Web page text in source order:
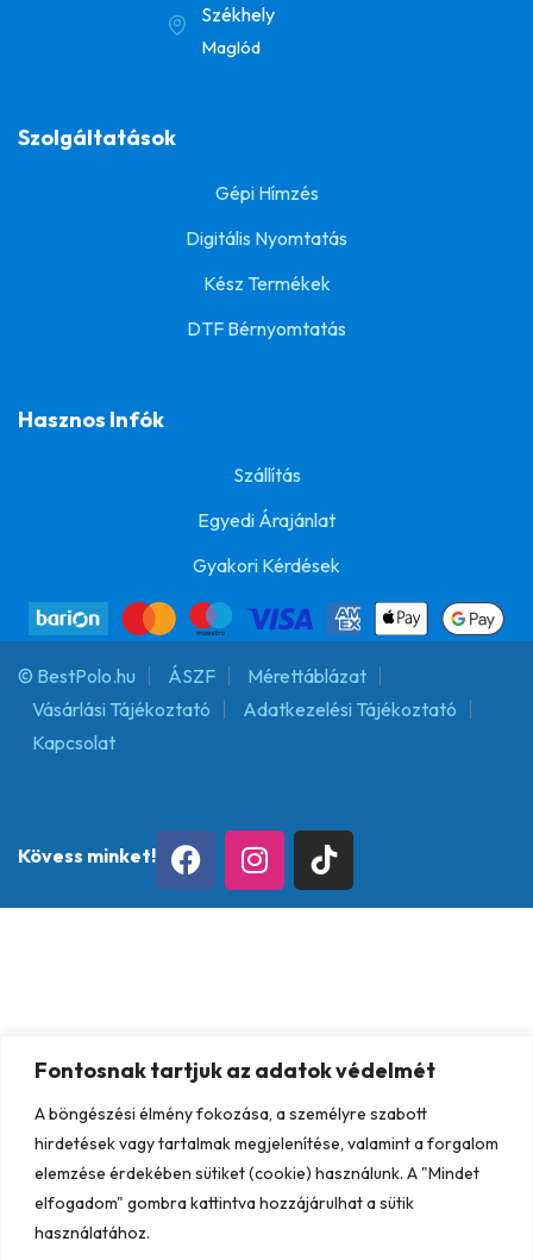
Fontosnak tartjuk az adatok védelmét
A böngészési élmény fokozása, a személyre szabott
hirdetések vagy tartalmak megjelenítése, valamint a forgalom
elemzése érdekében sütiket (cookie) használunk. A "Mindet
elfogadom" gombra kattintva hozzájárulhat a sütik
használatához.
Székhely
Maglód
Szolgáltatások
Gépi Hímzés
Digitális Nyomtatás
Kész Termékek
DTF Bérnyomtatás
Hasznos Infók
Szállítás
Egyedi Árajánlat
Gyakori Kérdések
© BestPolo.hu ÁSZF
Mérettáblázat
Vásárlási Tájékoztató
Adatkezelési Tájékoztató
Kapcsolat
Kövess minket!